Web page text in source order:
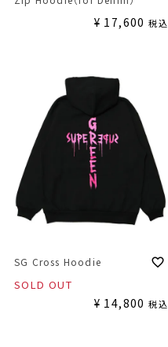
¥ 17,600 税込
SG Cross Hoodie
SOLD OUT
¥ 14,800 税込